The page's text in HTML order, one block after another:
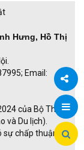
Chia
Hưng, Hồ Thị
Email:
của Bộ Thông
và Du lịch).
sự chấp thuận